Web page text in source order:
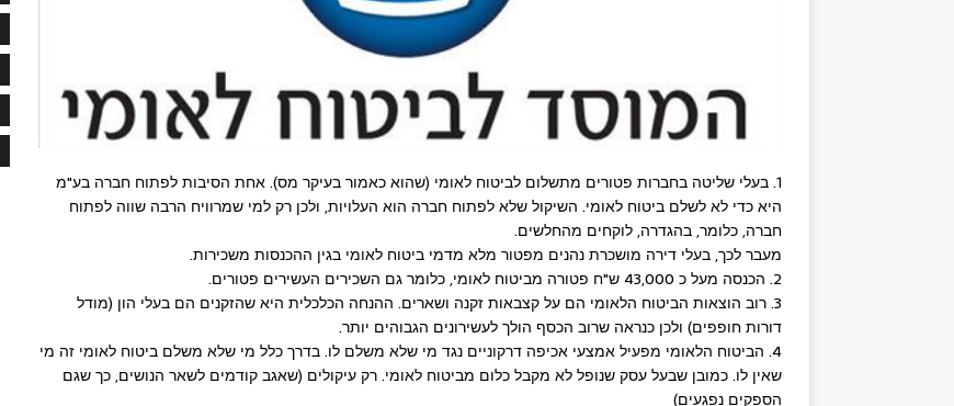
1. בעלי שליטה בחברות פטורים מתשלום לביטוח לאומי (שהוא כאמור בעיקר מס). אחת הסיבות לפתוח חברה בע"מ
היא כדי לא לשלם ביטוח לאומי. השיקול שלא לפתוח חברה הוא העלויות, ולכן רק למי שמרוויח הרבה שווה לפתוח
חברה, כלומר, בהגדרה, לוקחים מהחלשים.
מעבר לכך, בעלי דירה מושכרת נהנים מפטור מלא מדמי ביטוח לאומי בגין ההכנסות משכירות.
2. הכנסה מעל כ 43,000 ש"ח פטורה מביטוח לאומי, כלומר גם השכירים העשירים פטורים.
3. רוב הוצאות הביטוח הלאומי הם על קצבאות זקנה ושארים. ההנחה הכלכלית היא שהזקנים הם בעלי הון (מודל
דורות חופפים) ולכן כנראה שרוב הכסף הולך לעשירונים הגבוהים יותר.
4. הביטוח הלאומי מפעיל אמצעי אכיפה דרקוניים נגד מי שלא משלם לו. בדרך כלל מי שלא משלם ביטוח לאומי זה מי
שאין לו. כמובן שבעל עסק שנופל לא מקבל כלום מביטוח לאומי. רק עיקולים (שאגב קודמים לשאר הנושים, כך שגם
הספקים נפגעים)